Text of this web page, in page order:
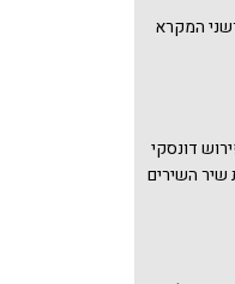
המקרא
דונסקי
שיר השירים